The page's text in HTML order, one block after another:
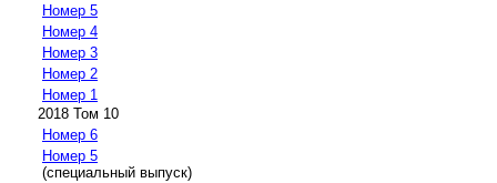
Номер 5
Номер 4
Номер 3
Номер 2
Номер 1
2018 Том 10
Номер 6
Номер 5
(специальный выпуск)